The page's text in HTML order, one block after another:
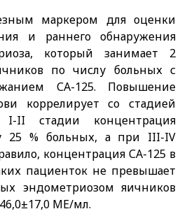
маркером для оценки
и раннего обнаружения
который занимает 2
по числу больных с
СА-125. Повышение
коррелирует со стадией
I-II стадии концентрация
25 % больных, а при III-IV
концентрация СА-125 в
пациенток не превышает
эндометриозом яичников
МЕ/мл.